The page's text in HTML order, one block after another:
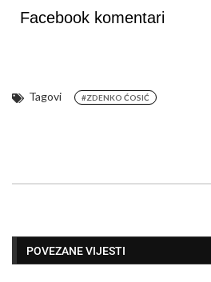
Facebook komentari
Tagovi #ZDENKO ĆOSIĆ
POVEZANE VIJESTI